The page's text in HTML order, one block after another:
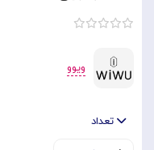
ویوو
تعداد